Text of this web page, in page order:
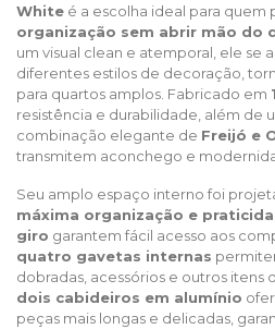
White é a escolha ideal para quem
organização sem abrir mão do
um visual clean e atemporal, ele se
diferentes estilos de decoração,
para quartos amplos. Fabricado em
resistência e durabilidade, além de
combinação elegante de Freijó e
transmitem aconchego e
Seu amplo espaço interno foi
máxima organização e
giro garantem fácil acesso aos
quatro gavetas internas
dobradas, acessórios e outros itens
dois cabideiros em alumínio
peças mais longas e delicadas,